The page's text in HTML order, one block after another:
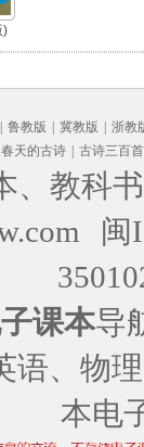
)
鲁教版 冀教版
浙教
天的古诗 古诗三百首
、教科
闽
课本导
语、物
本电